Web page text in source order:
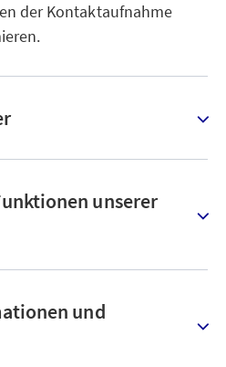
der Kontaktaufnahme
unserer
und